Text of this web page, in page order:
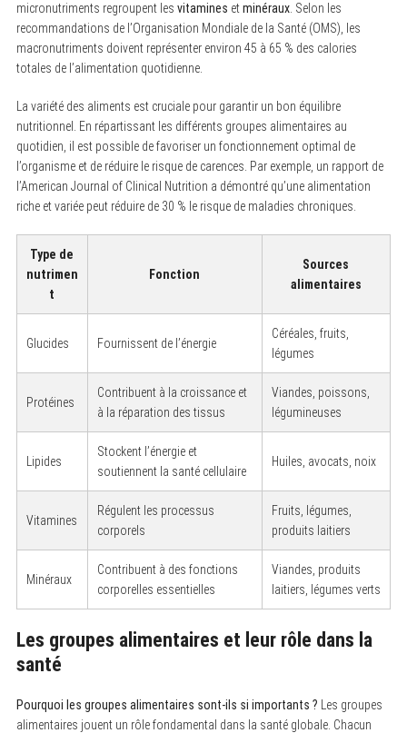
micronutriments regroupent les vitamines etminéraux. Selon les
recommandations de l’Organisation Mondiale de la Santé (OMS), les
macronutriments doivent représenter environ 45 à 65 % des calories
totales de l’alimentation quotidienne.
La variété des aliments est cruciale pour garantir un bon équilibre
nutritionnel. En répartissant les différents groupes alimentaires au
quotidien, il est possible de favoriser un fonctionnement optimal de
l’organisme et de réduire le risque de carences. Par exemple, un rapport de
l’American Journal of Clinical Nutrition a démontré qu’une alimentation
riche et variée peut réduire de 30 % le risque de maladies chroniques.
Type de
nutrimen
t
Fonction
Sources
alimentaires
Glucides Fournissent de l’énergie
Céréales, fruits,
légumes
Protéines
Contribuent à la croissance et
à la réparation des tissus
Viandes, poissons,
légumineuses
Lipides
Stockent l’énergie et
soutiennent la santé cellulaire
Huiles, avocats, noix
Vitamines
Régulent les processus
corporels
Fruits, légumes,
produits laitiers
Minéraux
Contribuent à des fonctions
corporelles essentielles
Viandes, produits
laitiers, légumes verts
Les groupes alimentaires et leur rôle dans la
santé
Pourquoi les groupes alimentaires sont-ils si importants ? Les groupes
alimentaires jouent un rôle fondamental dans la santé globale. Chacun